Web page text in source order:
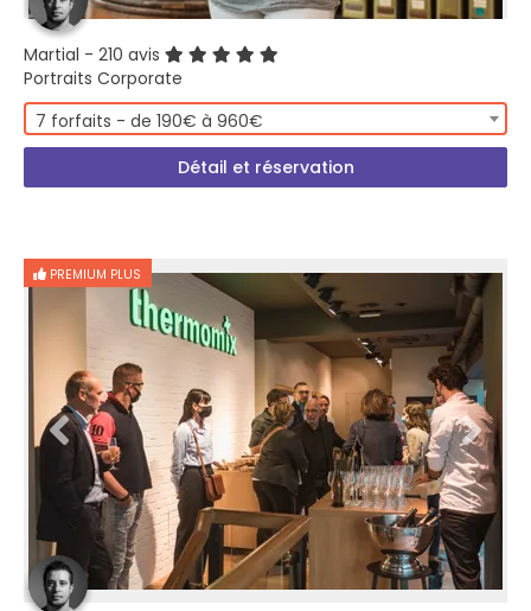
Martial - 210 avis
Portraits Corporate
7 forfaits - de 190€ à 960€
Détail et réservation
PREMIUM PLUS